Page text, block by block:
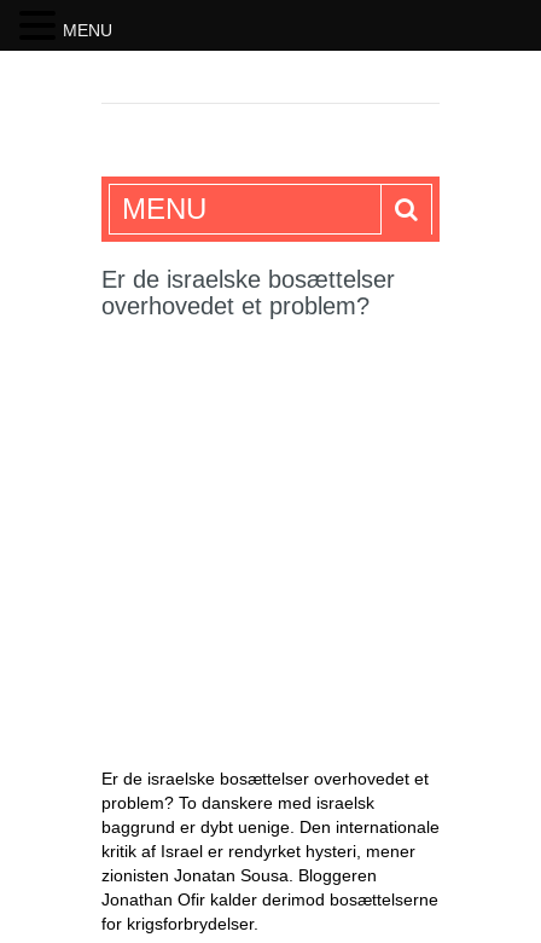
SKRIFTEN
MENU
Er de israelske bosættelser
overhovedet et problem?
Er de israelske bosættelser overhovedet et
problem? To danskere med israelsk
baggrund er dybt uenige. Den internationale
kritik af Israel er rendyrket hysteri, mener
zionisten Jonatan Sousa. Bloggeren
Jonathan Ofir kalder derimod bosættelserne
for krigsforbrydelser.
MENU